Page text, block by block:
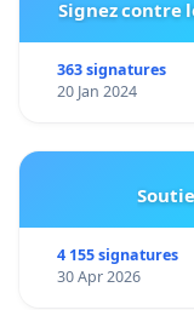
Signez contre
363 signatures
20 Jan 2024
4 155 signatures
30 Apr 2026